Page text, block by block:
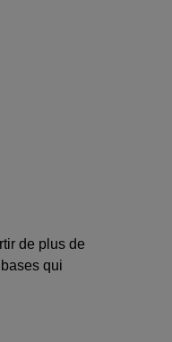
de plus de
qui